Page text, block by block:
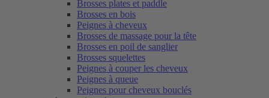
Brosses plates et paddle
Brosses en bois
Peignes à cheveux
Brosses de massage pour la tête
Brosses en poil de sanglier
Brosses squelettes
Peignes à couper les cheveux
Peignes à queue
Peignes pour cheveux bouclés